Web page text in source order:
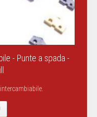
- Punte a spada -